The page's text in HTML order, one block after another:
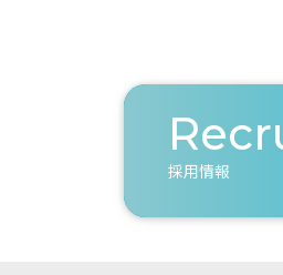
採用情報